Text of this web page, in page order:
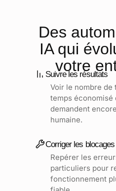
Des
IA qui
votre
Suivre les résultats
Voir le nombre de
temps économisé
demandent
humaine.
Corriger les blocages
Repérer les
particuliers pour
fonctionnement